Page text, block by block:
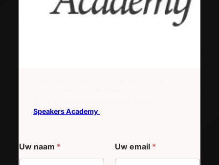
Speakers Academy.
Uw naam * Uw email *